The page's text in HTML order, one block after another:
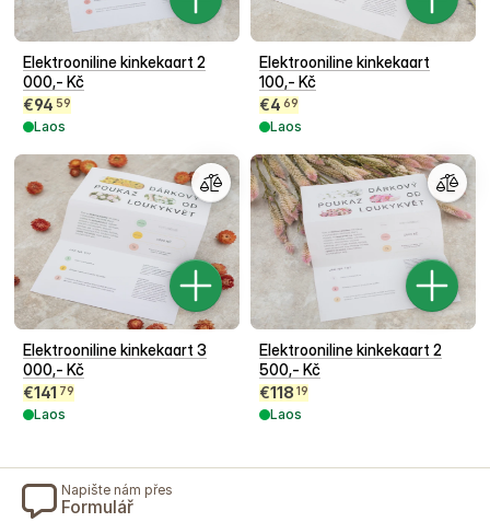
Elektrooniline kinkekaart 2
000,- Kč
€94 59
Laos
Elektrooniline kinkekaart
100,- Kč
€4 69
Laos
Elektrooniline kinkekaart 3
000,- Kč
€141 79
Laos
Elektrooniline kinkekaart 2
500,- Kč
€118 19
Laos
Napište nám přes
Formulář